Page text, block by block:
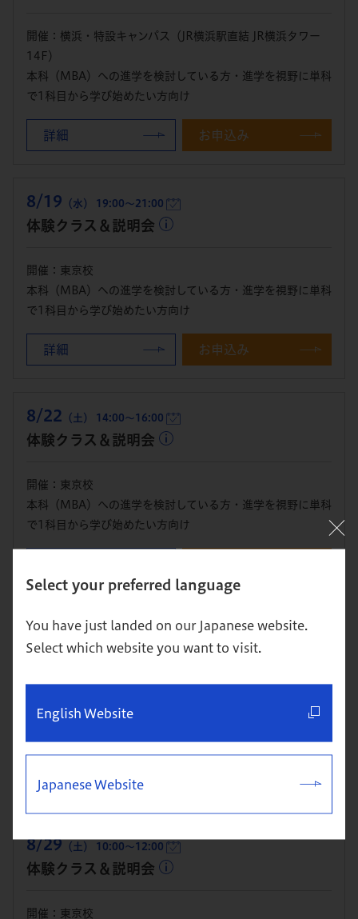
Select your preferred language
You have just landed on our Japanese website.
Select which website you want to visit.
English Website
Japanese Website
開催：横浜・特設キャンパス（JR横浜駅直結 JR横浜タワー
14F）
本科（MBA）への進学を検討している方・進学を視野に単科
で1科目から学び始めたい方向け
詳細 お申込み
8/19 （水） 19:00～21:00
体験クラス＆説明会
開催：東京校
本科（MBA）への進学を検討している方・進学を視野に単科
で1科目から学び始めたい方向け
詳細 お申込み
8/22 （土） 14:00～16:00
体験クラス＆説明会
開催：東京校
本科（MBA）への進学を検討している方・進学を視野に単科
で1科目から学び始めたい方向け
8/27（木） 19:00～21:00
体験クラス＆説明会
本科（MBA）への進学を検討している方・進学を視野に単科
で1科目から学び始めたい方向け
8/29 （土） 10:00～12:00
体験クラス＆説明会
開催：東京校